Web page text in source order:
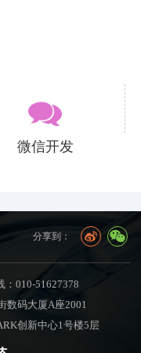
微信开发
分享到：
：010-51627378
数码大厦A座2001
创新中心1号楼5层